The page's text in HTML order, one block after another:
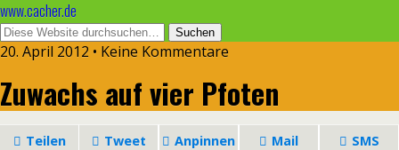
www.cacher.de
20. April 2012 • Keine Kommentare
Zuwachs auf vier Pfoten
Teilen Tweet Anpinnen Mail SMS